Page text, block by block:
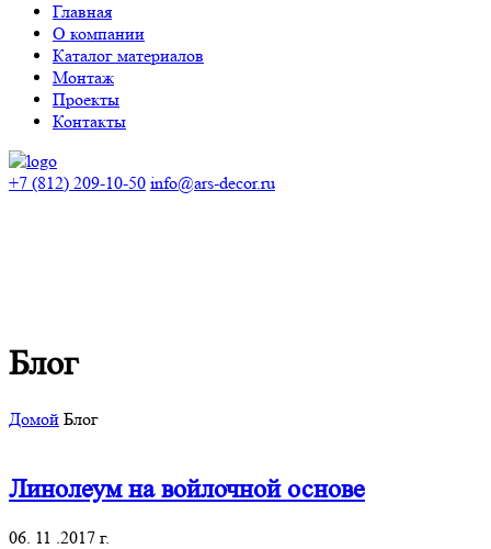
Главная
О компании
Каталог материалов
Монтаж
Проекты
Контакты
+7 (812) 209-10-50 info@ars-decor.ru
Блог
Домой Блог
Линолеум на войлочной основе
06. 11 .2017 г.